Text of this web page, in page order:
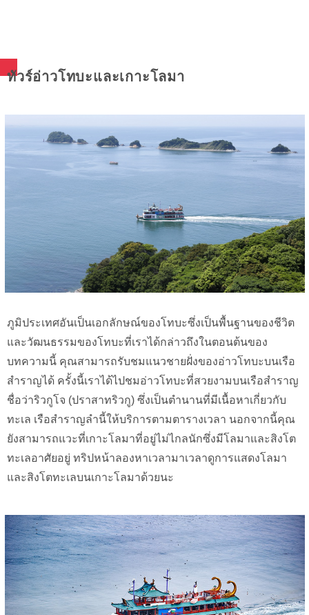
ทัวร์อ่าวโทบะและเกาะโลมา
ภูมิประเทศอันเป็นเอกลักษณ์ของโทบะซึ่งเป็นพื้นฐานของชีวิต
และวัฒนธรรมของโทบะที่เราได้กล่าวถึงในตอนต้นของ
บทความนี้ คุณสามารถรับชมแนวชายฝั่งของอ่าวโทบะบนเรือ
สำราญได้ ครั้งนี้เราได้ไปชมอ่าวโทบะที่สวยงามบนเรือสำราญ
ชื่อว่าริวกูโจ (ปราสาทริวกู) ซึ่งเป็นตำนานที่มีเนื้อหาเกี่ยวกับ
ทะเล เรือสำราญลำนี้ให้บริการตามตารางเวลา นอกจากนี้คุณ
ยังสามารถแวะที่เกาะโลมาที่อยู่ไม่ไกลนักซึ่งมีโลมาและสิงโต
ทะเลอาศัยอยู่ ทริปหน้าลองหาเวลามาเวลาดูการแสดงโลมา
และสิงโตทะเลบนเกาะโลมาด้วยนะ